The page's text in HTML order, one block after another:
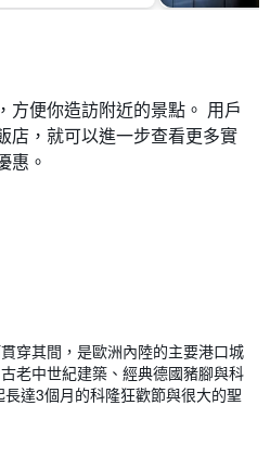
方便你造訪附近的景點。 用戶
店，就可以進一步查看更多實
惠。
穿其間，是歐洲內陸的主要港口城
老中世紀建築、經典德國豬腳與科
達3個月的科隆狂歡節與很大的聖